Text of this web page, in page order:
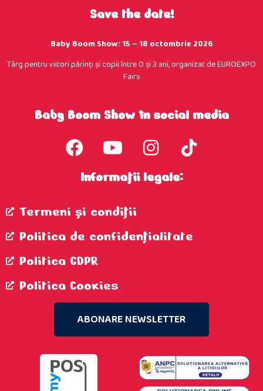
Save the date!
Baby Boom Show: 15 – 18 octombrie 2026
Târg pentru viitori părinţi şi copii între 0 şi 3 ani, organizat de EUROEXPO
Fairs
Baby Boom Show în social media
Informații legale:
Termeni şi condiţii
Politica de confidenţialitate
Politica GDPR
Politica Cookies
ABONARE NEWSLETTER